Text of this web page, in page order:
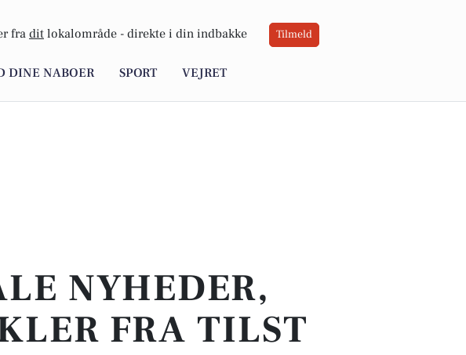
fra dit lokalområde - direkte i din indbakke Tilmeld
DINE NABOER SPORT VEJRET
NYHEDER,
FRA TILST